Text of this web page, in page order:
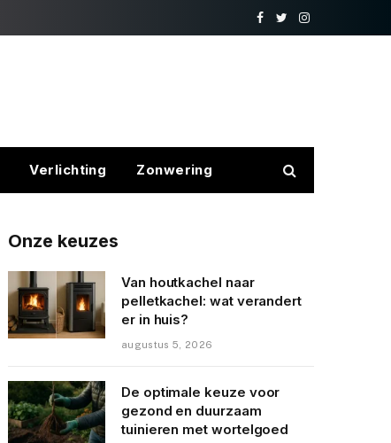
Facebook
TwitterInstagram
Verlichting Zonwering
Onze keuzes
Van houtkachel naar
pelletkachel: wat verandert
er in huis?
augustus 5, 2026
De optimale keuze voor
gezond en duurzaam
tuinieren met wortelgoed